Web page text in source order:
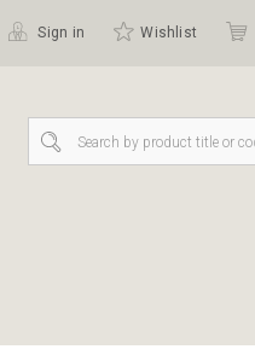
Sign in Wishlist